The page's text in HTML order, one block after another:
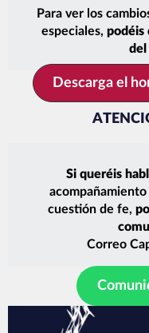
Para ver los
especiales, podéis
del
Descarga el
Si queréis
cuestión de fe,
Correo